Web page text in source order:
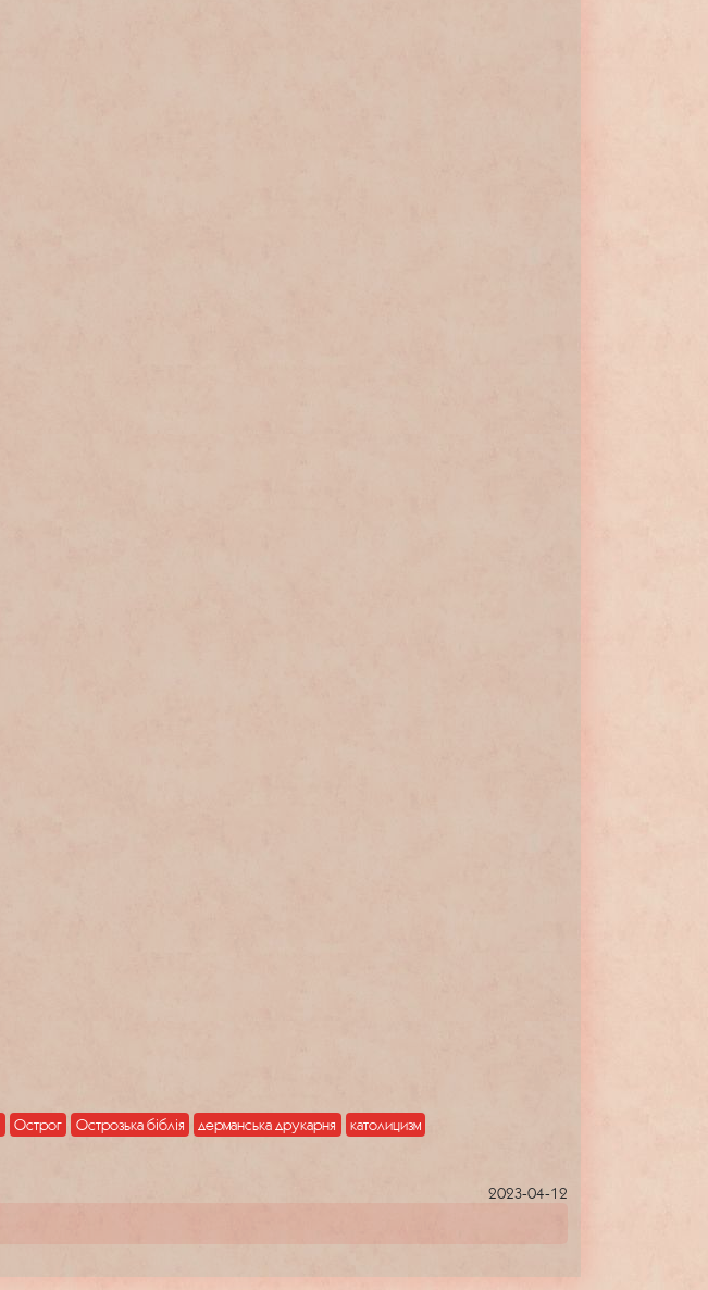
Острог Острозька біблія дерманська друкарня
католицизм
2023-04-12